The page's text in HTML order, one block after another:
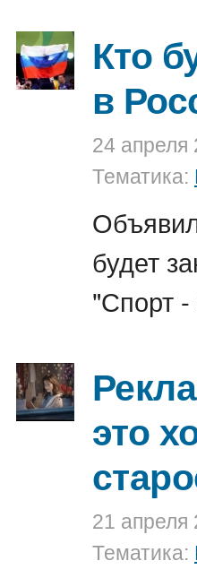
Кто
в
24 апреля
Тематика:
будет
"Спорт
это
21 апреля
Тематика: